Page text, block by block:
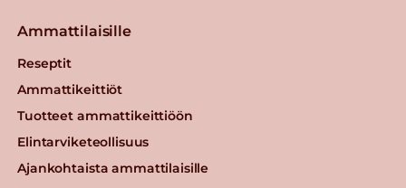
Ammattilaisille
Reseptit
Ammattikeittiöt
Tuotteet ammattikeittiöön
Elintarviketeollisuus
Ajankohtaista ammattilaisille